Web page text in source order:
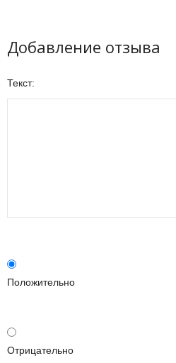
Добавление отзыва
Текст:
Положительно
Отрицательно